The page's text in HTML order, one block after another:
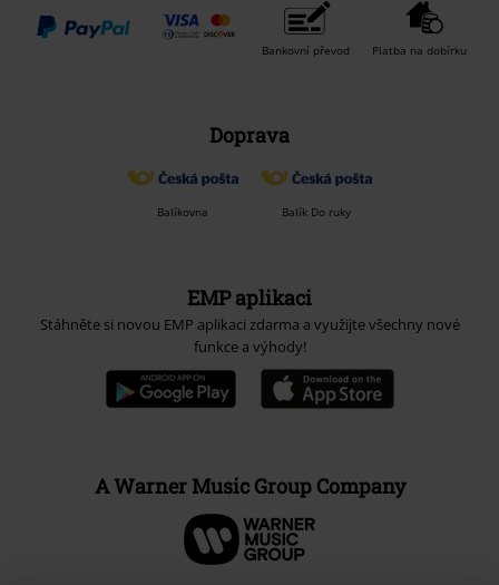
Bankovní převod Platba na dobírku
Doprava
Balíkovna Balík Do ruky
EMP aplikaci
Stáhněte si novou EMP aplikaci zdarma a využijte všechny nové
funkce a výhody!
A Warner Music Group Company